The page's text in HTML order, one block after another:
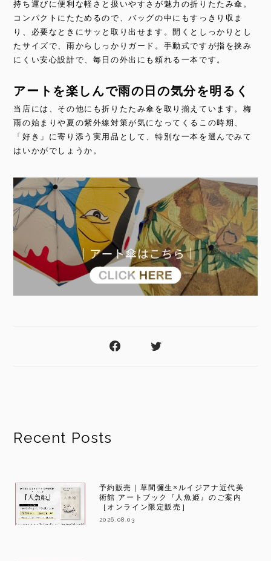
持ち運びに便利な軽さと扱いやすさが魅力の折りたたみ傘。
コンパクトにたためるので、バッグの中にもすっきり収ま
り、必要なときにサッと取り出せます。開くとしっかりとし
たサイズで、雨からしっかりガード。手動式ですが指を挟み
にくい安心設計で、毎日の外出にも頼れる一本です。
アートを楽しんで雨の日の気分を明るく
当店には、その他にも折りたたみ傘を取り揃えています。梅
雨の始まりや夏の紫外線対策が気になってくるこの時期、
「好き」に寄り添う実用品として、特別な一本を選んでみて
はいかがでしょうか。
Recent Posts
予約販売｜草間彌生×ルイジアナ近代美
術館 アートブック『人魚姫』のご案内
［オンライン限定販売］
2026.08.03